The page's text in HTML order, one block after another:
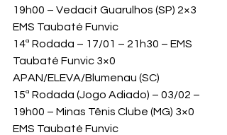
19h00 – Vedacit Guarulhos (SP) 2×3
EMS Taubaté Funvic
14ª Rodada – 17/01 – 21h30 – EMS
Taubaté Funvic 3×0
APAN/ELEVA/Blumenau (SC)
15ª Rodada (Jogo Adiado) – 03/02 –
19h00 – Minas Tênis Clube (MG) 3×0
EMS Taubaté Funvic